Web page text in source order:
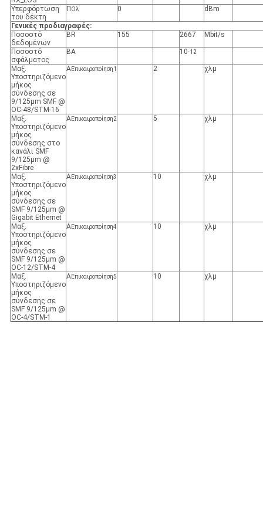
Υπερφόρτωση
του δέκτη
Π Ολ 0 dBm
Γενικές προδιαγραφές:
Ποσοστό
δεδομένων
BR 155 2667 Mbit/s
Ποσοστό
σφάλματος
ΒΑ 10-12
Μαξ.
Υποστηριζόμενο
μήκος
σύνδεσης σε
9/125μm SMF @
OC-48/STM-16
ΑΕπικαιροποίηση1 2 χλμ
Μαξ.
Υποστηριζόμενο
μήκος
σύνδεσης στο
κανάλι SMF
9/125μm @
2xFibre
ΑΕπικαιροποίηση2 5 χλμ
Μαξ.
Υποστηριζόμενο
μήκος
σύνδεσης σε
SMF 9/125μm @
Gigabit Ethernet
ΑΕπικαιροποίηση3 10 χλμ
Μαξ.
Υποστηριζόμενο
μήκος
σύνδεσης σε
SMF 9/125μm @
OC-12/STM-4
ΑΕπικαιροποίηση4 10 χλμ
Μαξ.
Υποστηριζόμενο
μήκος
σύνδεσης σε
SMF 9/125μm @
OC-4/STM-1
ΑΕπικαιροποίηση5 10 χλμ